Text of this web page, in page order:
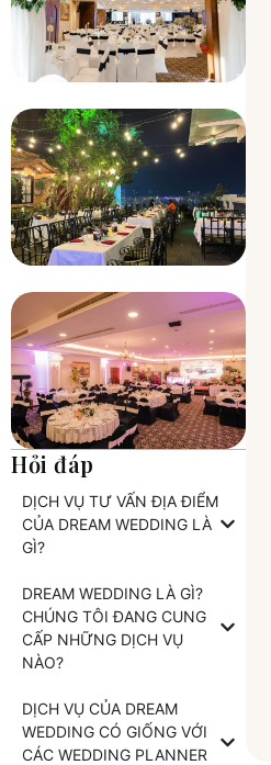
Hỏi đáp
DỊCH VỤ TƯ VẤN ĐỊA ĐIỂM
CỦA DREAM WEDDING LÀ
GÌ?
DREAM WEDDING LÀ GÌ?
CHÚNG TÔI ĐANG CUNG
CẤP NHỮNG DỊCH VỤ
NÀO?
DỊCH VỤ CỦA DREAM
WEDDING CÓ GIỐNG VỚI
CÁC WEDDING PLANNER